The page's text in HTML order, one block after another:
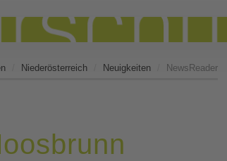
Niederösterreich Neuigkeiten NewsReader